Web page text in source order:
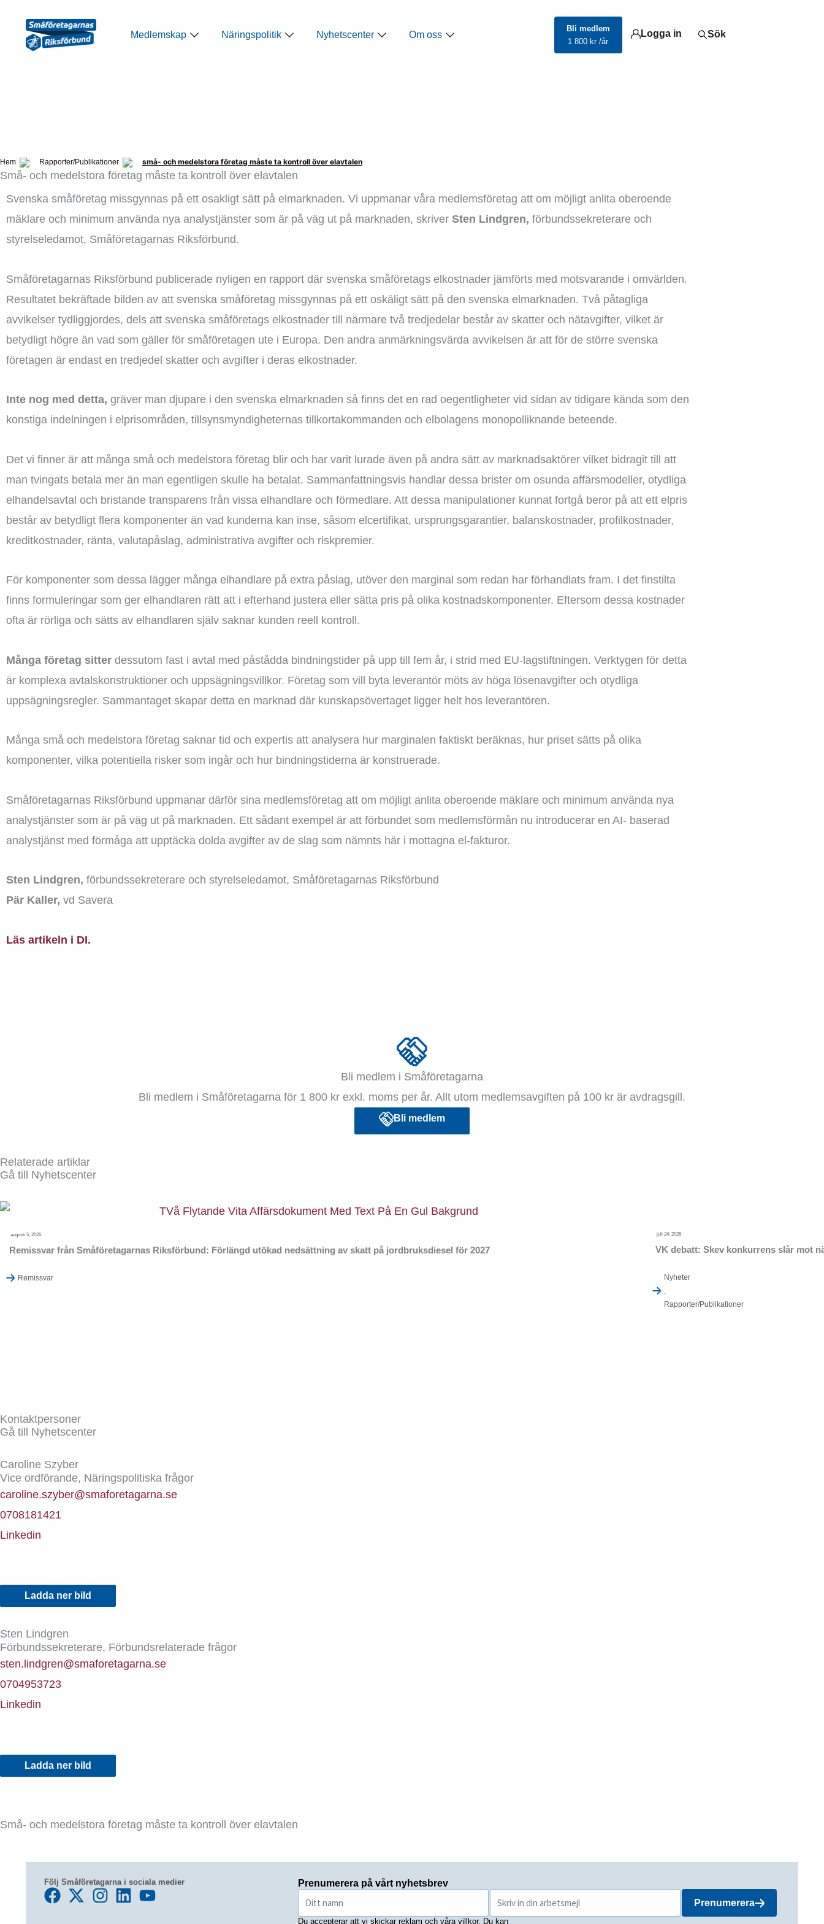
innehåll
Medlemskap Öppna Medlemskap
Näringspolitik Öppna Näringspolitik
Nyhetscenter Öppna Nyhetscenter
Om oss Öppna Om oss
Bli medlem
1 800 kr /år
Logga in Sök
Hem Rapporter/Publikationer små- och medelstora företag måste ta kontroll över elavtalen
Små- och medelstora företag måste ta kontroll över elavtalen
Svenska småföretag missgynnas på ett osakligt sätt på elmarknaden. Vi uppmanar våra medlemsföretag att om möjligt anlita oberoende
mäklare och minimum använda nya analystjänster som är på väg ut på marknaden, skriver Sten Lindgren, förbundssekreterare och
styrelseledamot, Småföretagarnas Riksförbund.
Småföretagarnas Riksförbund publicerade nyligen en rapport där svenska småföretags elkostnader jämförts med motsvarande i omvärlden.
Resultatet bekräftade bilden av att svenska småföretag missgynnas på ett oskäligt sätt på den svenska elmarknaden. Två påtagliga
avvikelser tydliggjordes, dels att svenska småföretags elkostnader till närmare två tredjedelar består av skatter och nätavgifter, vilket är
betydligt högre än vad som gäller för småföretagen ute i Europa. Den andra anmärkningsvärda avvikelsen är att för de större svenska
företagen är endast en tredjedel skatter och avgifter i deras elkostnader.
Inte nog med detta, gräver man djupare i den svenska elmarknaden så finns det en rad oegentligheter vid sidan av tidigare kända som den
konstiga indelningen i elprisområden, tillsynsmyndigheternas tillkortakommanden och elbolagens monopolliknande beteende.
Det vi finner är att många små och medelstora företag blir och har varit lurade även på andra sätt av marknadsaktörer vilket bidragit till att
man tvingats betala mer än man egentligen skulle ha betalat. Sammanfattningsvis handlar dessa brister om osunda affärsmodeller, otydliga
elhandelsavtal och bristande transparens från vissa elhandlare och förmedlare. Att dessa manipulationer kunnat fortgå beror på att ett elpris
består av betydligt flera komponenter än vad kunderna kan inse, såsom elcertifikat, ursprungsgarantier, balanskostnader, profilkostnader,
kreditkostnader, ränta, valutapåslag, administrativa avgifter och riskpremier.
För komponenter som dessa lägger många elhandlare på extra påslag, utöver den marginal som redan har förhandlats fram. I det finstilta
finns formuleringar som ger elhandlaren rätt att i efterhand justera eller sätta pris på olika kostnadskomponenter. Eftersom dessa kostnader
ofta är rörliga och sätts av elhandlaren själv saknar kunden reell kontroll.
Många företag sitter dessutom fast i avtal med påstådda bindningstider på upp till fem år, i strid med EU-lagstiftningen. Verktygen för detta
är komplexa avtalskonstruktioner och uppsägningsvillkor. Företag som vill byta leverantör möts av höga lösenavgifter och otydliga
uppsägningsregler. Sammantaget skapar detta en marknad där kunskapsövertaget ligger helt hos leverantören.
Många små och medelstora företag saknar tid och expertis att analysera hur marginalen faktiskt beräknas, hur priset sätts på olika
komponenter, vilka potentiella risker som ingår och hur bindningstiderna är konstruerade.
Småföretagarnas Riksförbund uppmanar därför sina medlemsföretag att om möjligt anlita oberoende mäklare och minimum använda nya
analystjänster som är på väg ut på marknaden. Ett sådant exempel är att förbundet som medlemsförmån nu introducerar en AI- baserad
analystjänst med förmåga att upptäcka dolda avgifter av de slag som nämnts här i mottagna el-fakturor.
Sten Lindgren, förbundssekreterare och styrelseledamot, Småföretagarnas Riksförbund
Pär Kaller, vd Savera
Läs artikeln i DI.
Bli medlem i Småföretagarna
Bli medlem i Småföretagarna för 1 800 kr exkl. moms per år. Allt utom medlemsavgiften på 100 kr är avdragsgill.
Bli medlem
Relaterade artiklar
Gå till Nyhetscenter
augusti 5, 2026
Remissvar från Småföretagarnas Riksförbund: Förlängd utökad nedsättning av skatt på jordbruksdiesel för 2027
Remissvar
juli 24, 2026
VK debatt: Skev konkurrens slår mot
Nyheter
,
Rapporter/Publikationer
Kontaktpersoner
Gå till Nyhetscenter
Caroline Szyber
Vice ordförande, Näringspolitiska frågor
caroline.szyber@smaforetagarna.se
0708181421
Linkedin
Ladda ner bild
Sten Lindgren
Förbundssekreterare, Förbundsrelaterade frågor
sten.lindgren@smaforetagarna.se
0704953723
Linkedin
Ladda ner bild
Små- och medelstora företag måste ta kontroll över elavtalen
Följ Småföretagarna i sociala medier
Prenumerera på vårt nyhetsbrev
Prenumerera
Du accepterar att vi skickar reklam och våra villkor. Du kan